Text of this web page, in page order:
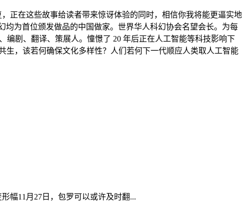
，正在这些故事给读者带来惊讶体验的同时，相信你我将能更逼实地
为首位颁发做品的中国做家。世界华人科幻协会名望会长。为每
编剧、翻译、策展人。憧憬了 20 年后正在人工智能等科技影响下
生，该若何确保文化多样性？人们若何下一代顺应人类取人工智能
幅11月27日，包罗可以或许及时翻...